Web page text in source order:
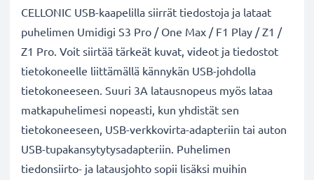
CELLONIC USB-kaapelilla siirrät tiedostoja ja lataat
puhelimen Umidigi S3 Pro / One Max / F1 Play / Z1 /
Z1 Pro. Voit siirtää tärkeät kuvat, videot ja tiedostot
tietokoneelle liittämällä kännykän USB-johdolla
tietokoneeseen. Suuri 3A latausnopeus myös lataa
matkapuhelimesi nopeasti, kun yhdistät sen
tietokoneeseen, USB-verkkovirta-adapteriin tai auton
USB-tupakansytytysadapteriin. Puhelimen
tiedonsiirto- ja latausjohto sopii lisäksi muihin